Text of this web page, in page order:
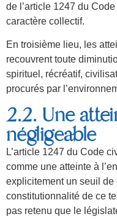
de l’article 1247 du
caractère collectif.
En troisième lieu, les
recouvrent toute
spirituel, récréatif,
procurés par
2.2. Une
négligeable
L’article 1247 du Code
comme une atteinte à
explicitement un seuil de
constitutionnalité de ce
pas retenu que le